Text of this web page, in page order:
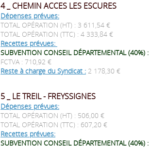
4 _ CHEMIN ACCES LES ESCURES
Dépenses prévues:
TOTAL OPÉRATION (HT) : 3 611,54 €
TOTAL OPÉRATION (TTC) : 4 333,84 €
Recettes prévues:
SUBVENTION CONSEIL DÉPARTEMENTAL (40%) :
FCTVA : 710,92 €
Reste à charge du Syndicat : 2 178,30 €
5 _ LE TREIL - FREYSSIGNES
Dépenses prévues:
TOTAL OPÉRATION (HT) : 506,00 €
TOTAL OPÉRATION (TTC) : 607,20 €
Recettes prévues:
SUBVENTION CONSEIL DÉPARTEMENTAL (40%) :